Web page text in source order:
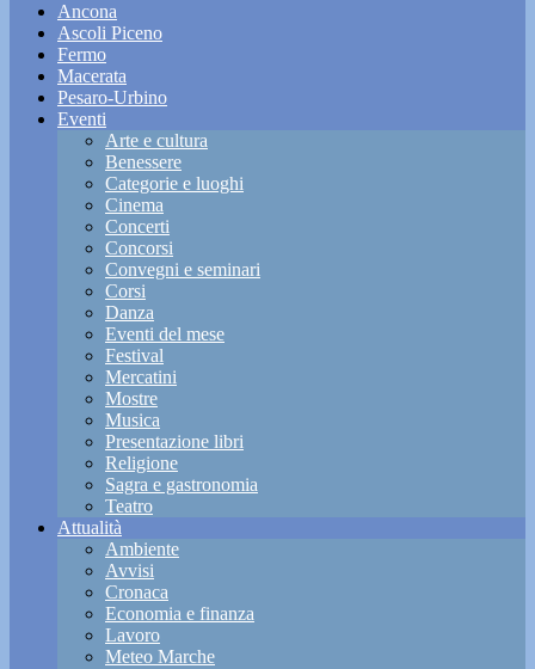
Ancona
Ascoli Piceno
Fermo
Macerata
Pesaro-Urbino
Eventi
Arte e cultura
Benessere
Categorie e luoghi
Cinema
Concerti
Concorsi
Convegni e seminari
Corsi
Danza
Eventi del mese
Festival
Mercatini
Mostre
Musica
Presentazione libri
Religione
Sagra e gastronomia
Teatro
Attualità
Ambiente
Avvisi
Cronaca
Economia e finanza
Lavoro
Meteo Marche